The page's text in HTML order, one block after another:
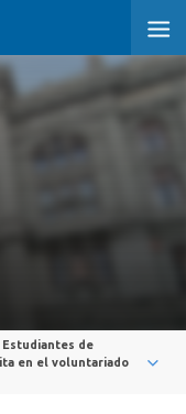
Estudiantes de
en el voluntariado